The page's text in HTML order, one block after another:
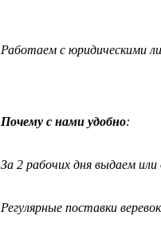
Работаем с юридическими
Почему с нами удобно:
За 2 рабочих дня выдаем
Регулярные поставки